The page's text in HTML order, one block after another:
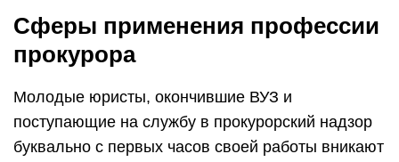
Сферы применения профессии
прокурора
Молодые юристы, окончившие ВУЗ и
поступающие на службу в прокурорский надзор
буквально с первых часов своей работы вникают